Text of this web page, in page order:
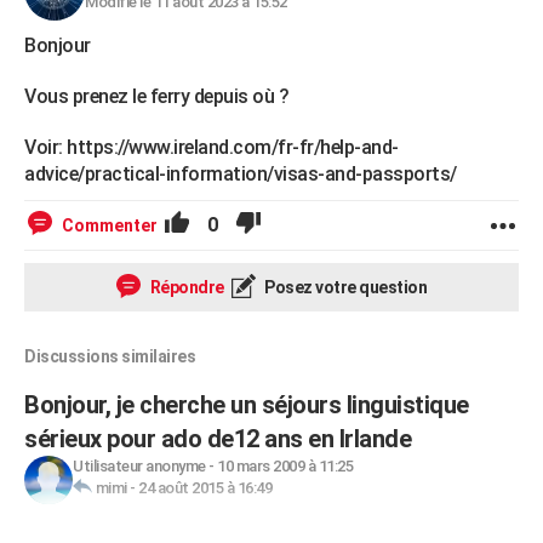
Bonjour
Vous prenez le ferry depuis où ?
Voir: https://www.ireland.com/fr-fr/help-and-
advice/practical-information/visas-and-passports/
Commenter 0
Répondre Posez votre question
Discussions similaires
Bonjour, je cherche un séjours linguistique
sérieux pour ado de12 ans en Irlande
Utilisateur anonyme- 10 mars 2009 à 11:25
mimi- 24 août 2015 à 16:49